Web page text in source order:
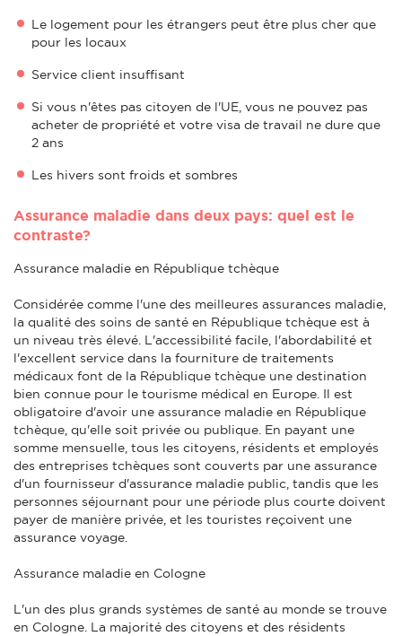
Le logement pour les étrangers peut être plus cher que
pour les locaux
Service client insuffisant
Si vous n'êtes pas citoyen de l'UE, vous ne pouvez pas
acheter de propriété et votre visa de travail ne dure que
2 ans
Les hivers sont froids et sombres
Assurance maladie dans deux pays: quel est le
contraste?
Assurance maladie en République tchèque
Considérée comme l'une des meilleures assurances maladie,
la qualité des soins de santé en République tchèque est à
un niveau très élevé. L'accessibilité facile, l'abordabilité et
l'excellent service dans la fourniture de traitements
médicaux font de la République tchèque une destination
bien connue pour le tourisme médical en Europe. Il est
obligatoire d'avoir une assurance maladie en République
tchèque, qu'elle soit privée ou publique. En payant une
somme mensuelle, tous les citoyens, résidents et employés
des entreprises tchèques sont couverts par une assurance
d'un fournisseur d'assurance maladie public, tandis que les
personnes séjournant pour une période plus courte doivent
payer de manière privée, et les touristes reçoivent une
assurance voyage.
Assurance maladie en Cologne
L'un des plus grands systèmes de santé au monde se trouve
en Cologne. La majorité des citoyens et des résidents